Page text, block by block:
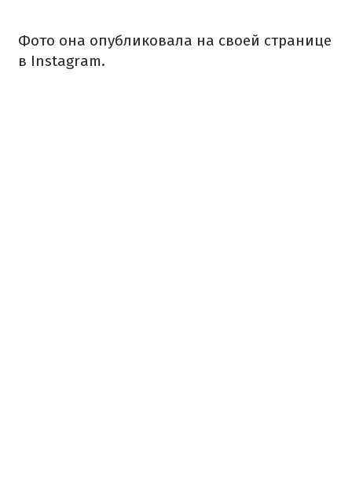
Фото она опубликовала на своей странице
в Instagram.